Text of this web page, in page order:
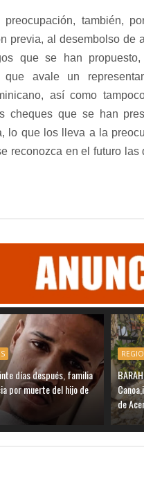
preocupación, también,
previa, al desembolso de
que se han
que avale un
así como
cheques que se han
lo que los lleva a la
reconozca en el futuro las
días después, familia
por muerte del hijo de
de